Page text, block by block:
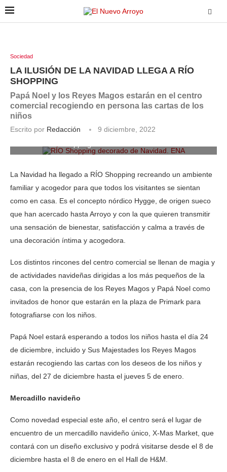
Sociedad
LA ILUSIÓN DE LA NAVIDAD LLEGA A RÍO
SHOPPING
Papá Noel y los Reyes Magos estarán en el centro
comercial recogiendo en persona las cartas de los
niños
Escrito por Redacción
9 diciembre, 2022
La Navidad ha llegado a RÍO Shopping recreando un ambiente
familiar y acogedor para que todos los visitantes se sientan
como en casa. Es el concepto nórdico Hygge, de origen sueco
que han acercado hasta Arroyo y con la que quieren transmitir
una sensación de bienestar, satisfacción y calma a través de
una decoración íntima y acogedora.
Los distintos rincones del centro comercial se llenan de magia y
de actividades navideñas dirigidas a los más pequeños de la
casa, con la presencia de los Reyes Magos y Papá Noel como
invitados de honor que estarán en la plaza de Primark para
fotografiarse con los niños.
Papá Noel estará esperando a todos los niños hasta el día 24
de diciembre, incluido y Sus Majestades los Reyes Magos
estarán recogiendo las cartas con los deseos de los niños y
niñas, del 27 de diciembre hasta el jueves 5 de enero.
Mercadillo navideño
Como novedad especial este año, el centro será el lugar de
encuentro de un mercadillo navideño único, X-Mas Market, que
contará con un diseño exclusivo y podrá visitarse desde el 8 de
diciembre hasta el 8 de enero en el Hall de H&M.